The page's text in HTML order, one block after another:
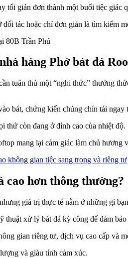
tối giản đơn thành một buổi tiệc giác
tác hoặc chỉ đơn giản là tìm kiếm
hàng Phở bát đá
tuân thủ một “nghi thức” thưởng
bát, chứng kiến chúng chín tái ngay
thứ còn đang ở đỉnh cao của nhiệt độ.
mang lại cảm giác làm chủ hương
không gian tiệc sang trọng và riêng tư
cao hơn thông thường?
giá trị thực tế nằm ở những gì
xử lý bát đá kỳ công để đảm
gian riêng tư, dịch vụ cao cấp và
và giàu tính cảm xúc.